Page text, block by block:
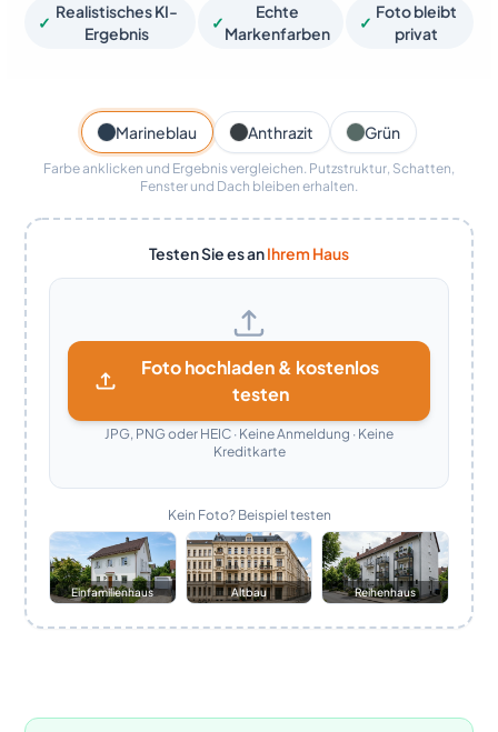
✓
Realistisches KI-
Ergebnis
✓
Echte
Markenfarben
✓
Foto bleibt
privat
Vorher Nachher · Marineblau
Marineblau Anthrazit Grün
Farbe anklicken und Ergebnis vergleichen. Putzstruktur, Schatten,
Fenster und Dach bleiben erhalten.
Testen Sie es anIhrem Haus
Foto hochladen & kostenlos
testen
JPG, PNG oder HEIC · Keine Anmeldung · Keine
Kreditkarte
Kein Foto? Beispiel testen
Einfamilienhaus Altbau Reihenhaus